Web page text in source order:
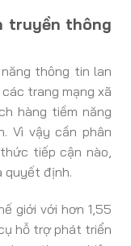
truyền thông
thông tin lan
trang mạng xã
hàng tiềm năng
Vì vậy cần phân
tiếp cận nào,
quyết định.
giới với hơn 1,55
hỗ trợ phát triển